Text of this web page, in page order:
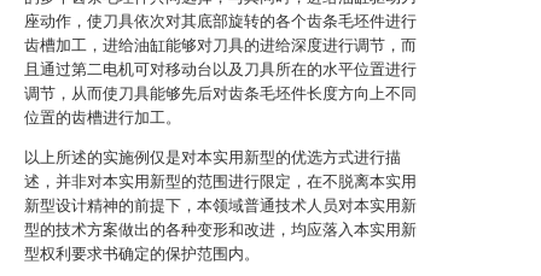
座动作，使刀具依次对其底部旋转的各个齿条毛坯件进行
齿槽加工，进给油缸能够对刀具的进给深度进行调节，而
且通过第二电机可对移动台以及刀具所在的水平位置进行
调节，从而使刀具能够先后对齿条毛坯件长度方向上不同
位置的齿槽进行加工。
以上所述的实施例仅是对本实用新型的优选方式进行描
述，并非对本实用新型的范围进行限定，在不脱离本实用
新型设计精神的前提下，本领域普通技术人员对本实用新
型的技术方案做出的各种变形和改进，均应落入本实用新
型权利要求书确定的保护范围内。